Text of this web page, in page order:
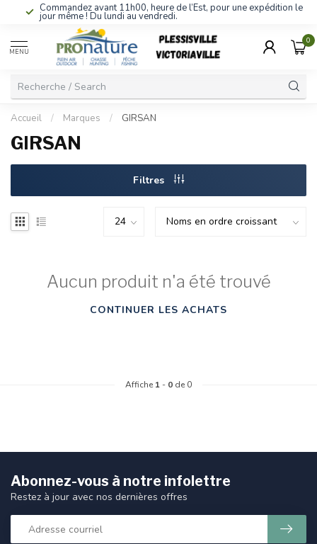
Commandez avant 11h00, heure de l’Est, pour une expédition le
jour même ! Du lundi au vendredi.
MENU
0
Accueil / Marques / GIRSAN
GIRSAN
Filtres
Aucun produit n'a été trouvé
CONTINUER LES ACHATS
Affiche 1 - 0 de 0
Abonnez-vous à notre infolettre
Restez à jour avec nos dernières offres